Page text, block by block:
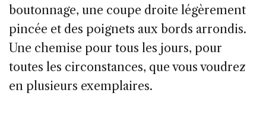
boutonnage, une coupe droite légèrement
pincée et des poignets aux bords arrondis.
Une chemise pour tous les jours, pour
toutes les circonstances, que vous voudrez
en plusieurs exemplaires.